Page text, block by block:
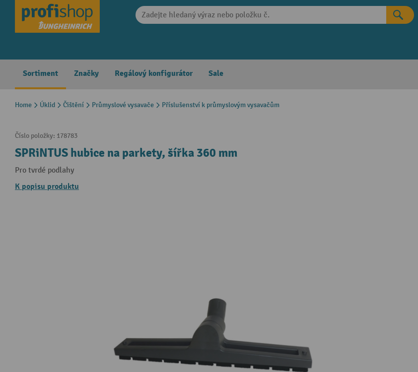
Skip to main navigation
Sortiment Značky Regálový konfigurátor Sale
Home Úklid Čištění Průmyslové vysavače Příslušenství k průmyslovým vysavačům
Číslo položky: 178783
SPRiNTUS hubice na parkety, šířka 360 mm
Pro tvrdé podlahy
K popisu produktu